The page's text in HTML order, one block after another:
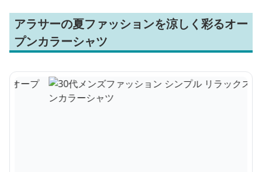
アラサーの夏ファッションを涼しく彩るオー
プンカラーシャツ